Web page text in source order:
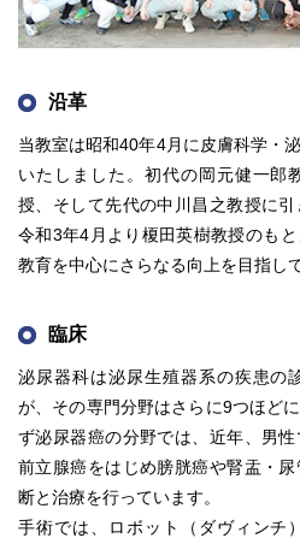
沿革
当教室は昭和40年4月に皮膚科学・
いたしました。初代の岡元健一郎
授、そして先代の中川昌之教授に引
令和3年4月より榎田英樹教授のもと
教育を中心にさらなる向上を目指し
臨床
泌尿器科は泌尿生殖器系の疾患の
が、その専門分野はさらに9つほど
ず泌尿器癌の分野では、近年、男
前立腺癌をはじめ膀胱癌や腎盂・
断と治療を行っています。
手術では、ロボット（ダヴィンチ